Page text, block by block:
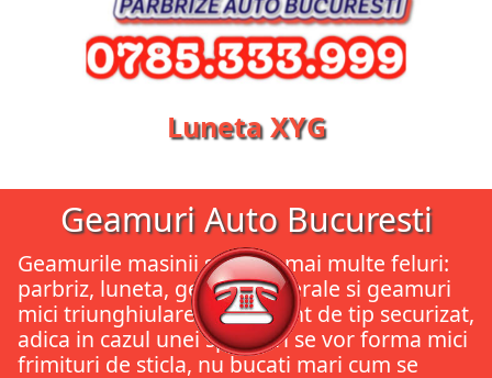
Luneta XYG
Geamuri Auto Bucuresti
Geamurile masinii sunt de mai multe feluri:
parbriz, luneta, geamuri laterale si geamuri
mici triunghiulare. Toate sunt de tip securizat,
adica in cazul unei spargeri se vor forma mici
frimituri de sticla, nu bucati mari cum se